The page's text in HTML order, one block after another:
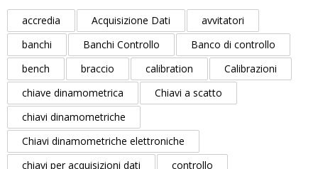
accredia Acquisizione Dati
avvitatori
banchi
Banchi Controllo
Banco di controllo
bench
braccio calibration
Calibrazioni
chiave dinamometrica
Chiavi a scatto
chiavi dinamometriche
Chiavi dinamometriche elettroniche
chiavi per acquisizioni dati
controllo